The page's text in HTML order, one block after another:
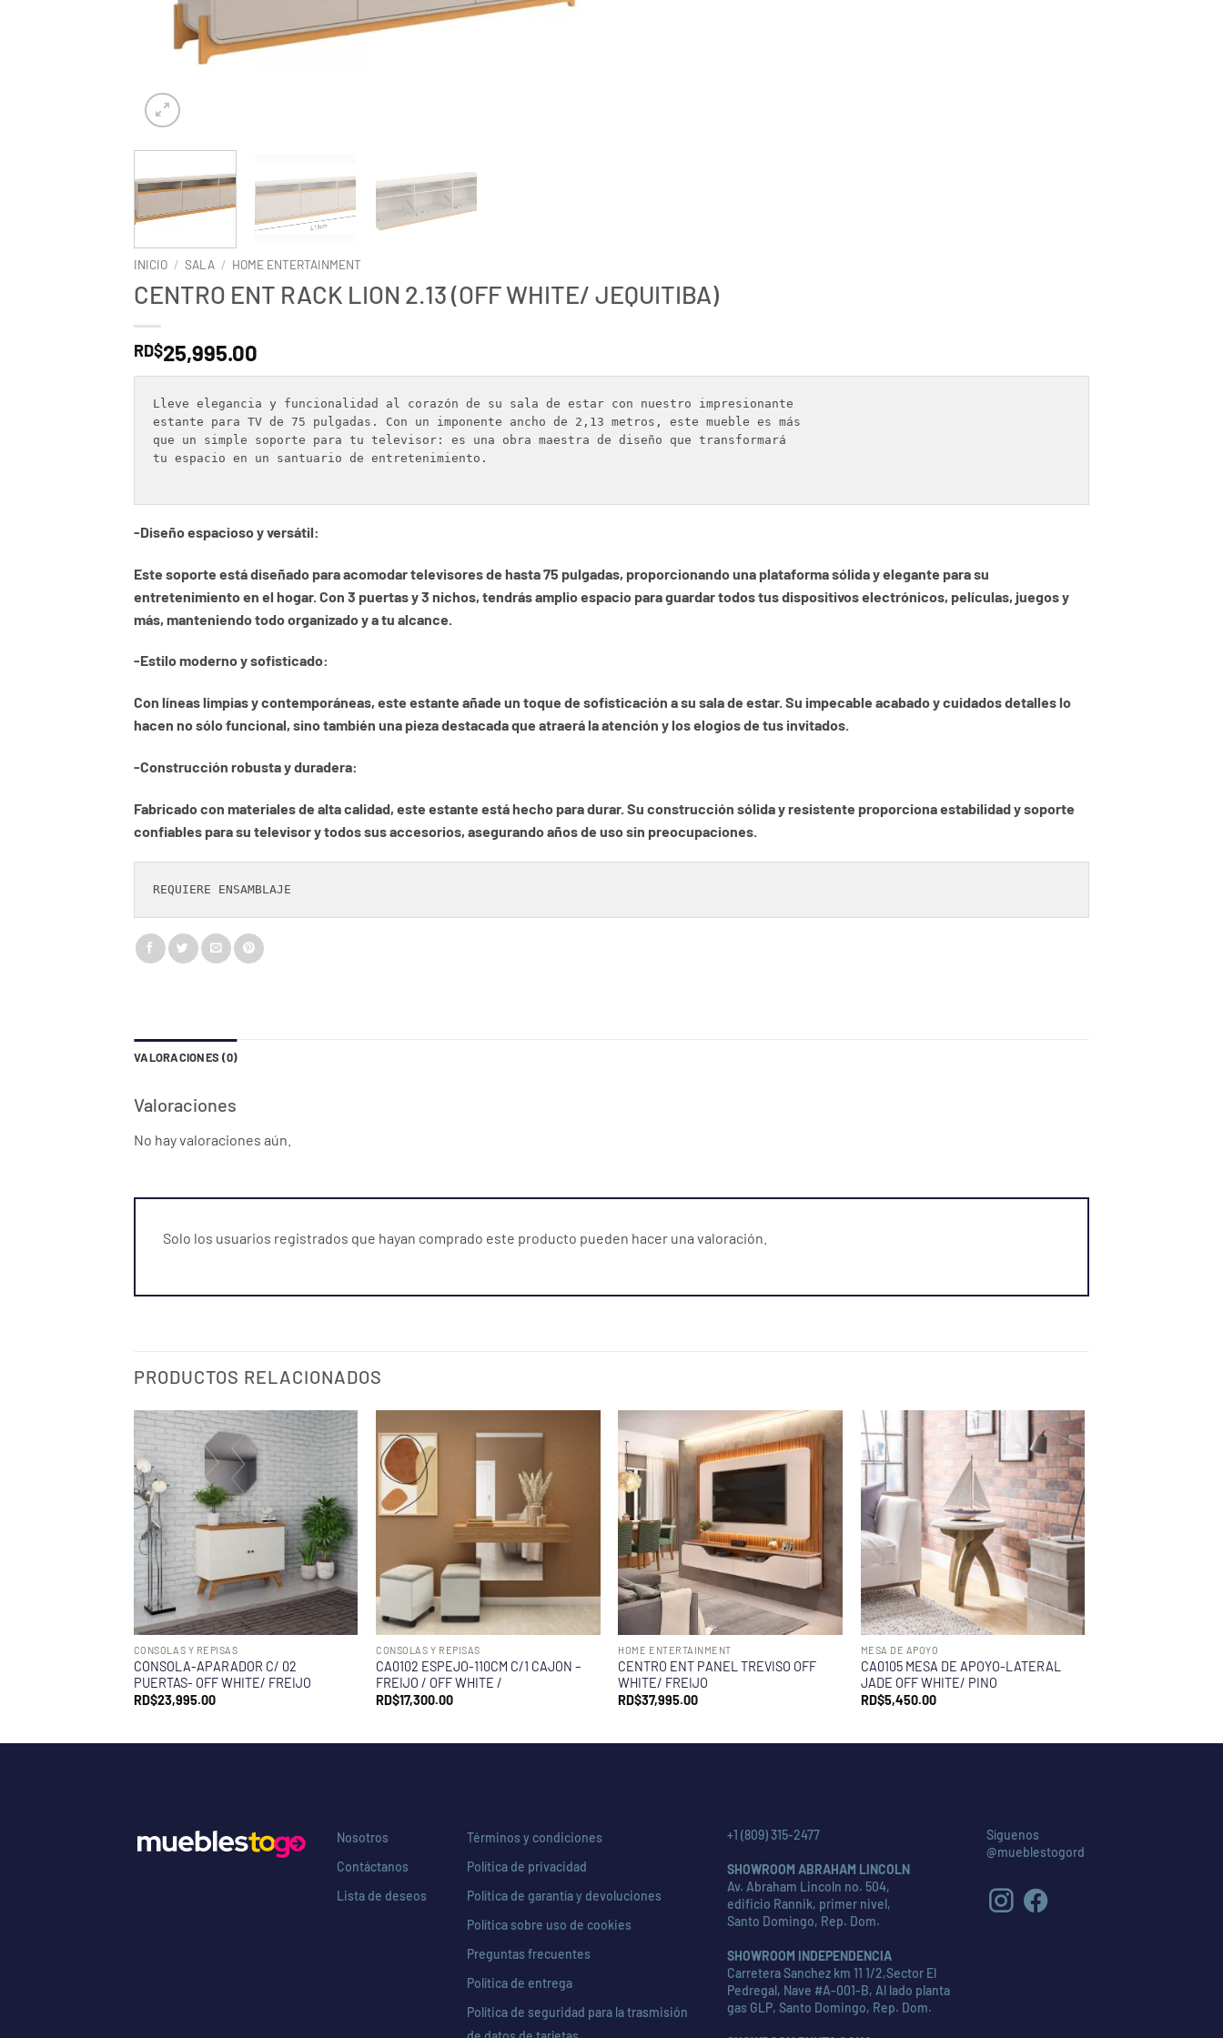
INICIO / SALA / HOME ENTERTAINMENT
CENTRO ENT RACK LION 2.13 (OFF WHITE/ JEQUITIBA)
RD$25,995.00
Lleve elegancia y funcionalidad al corazón de su sala de estar con nuestro impresionante
estante para TV de 75 pulgadas. Con un imponente ancho de 2,13 metros, este mueble es más
que un simple soporte para tu televisor: es una obra maestra de diseño que transformará
tu espacio en un santuario de entretenimiento.
-Diseño espacioso y versátil:
Este soporte está diseñado para acomodar televisores de hasta 75 pulgadas, proporcionando una plataforma sólida y elegante para su
entretenimiento en el hogar. Con 3 puertas y 3 nichos, tendrás amplio espacio para guardar todos tus dispositivos electrónicos, películas, juegos y
más, manteniendo todo organizado y a tu alcance.
-Estilo moderno y sofisticado:
Con líneas limpias y contemporáneas, este estante añade un toque de sofisticación a su sala de estar. Su impecable acabado y cuidados detalles lo
hacen no sólo funcional, sino también una pieza destacada que atraerá la atención y los elogios de tus invitados.
-Construcción robusta y duradera:
Fabricado con materiales de alta calidad, este estante está hecho para durar. Su construcción sólida y resistente proporciona estabilidad y soporte
confiables para su televisor y todos sus accesorios, asegurando años de uso sin preocupaciones.
REQUIERE ENSAMBLAJE
VALORACIONES (0)
Valoraciones
No hay valoraciones aún.
Solo los usuarios registrados que hayan comprado este producto pueden hacer una valoración.
PRODUCTOS RELACIONADOS
CONSOLAS Y REPISAS
CONSOLA-APARADOR C/ 02
PUERTAS- OFF WHITE/ FREIJO
RD$23,995.00
CONSOLAS Y REPISAS
CA0102 ESPEJO-110CM C/1 CAJON –
FREIJO / OFF WHITE /
RD$17,300.00
HOME ENTERTAINMENT
CENTRO ENT PANEL TREVISO OFF
WHITE/ FREIJO
RD$37,995.00
MESA DE APOYO
CA0105 MESA DE APOYO-LATERAL
JADE OFF WHITE/ PINO
RD$5,450.00
Nosotros
Contáctanos
Lista de deseos
Términos y condiciones
Política de privacidad
Política de garantía y devoluciones
Política sobre uso de cookies
Preguntas frecuentes
Política de entrega
Política de seguridad para la trasmisión
+1 (809) 315-2477
SHOWROOM ABRAHAM LINCOLN
Av. Abraham Lincoln no. 504,
edificio Rannik, primer nivel,
Santo Domingo, Rep. Dom.
SHOWROOM INDEPENDENCIA
Carretera Sanchez km 11 1/2,Sector El
Pedregal, Nave #A-001-B, Al lado planta
gas GLP, Santo Domingo, Rep. Dom.
Síguenos
@mueblestogord